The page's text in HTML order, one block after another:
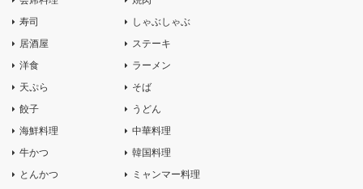
寿司
居酒屋
洋食
天ぷら
餃子
海鮮料理
牛かつ
とんかつ
しゃぶしゃぶ
ステーキ
ラーメン
そば
うどん
中華料理
韓国料理
ミャンマー料理